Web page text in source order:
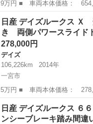
名： デイズ ■ グレード名
期型 ＳＤナビ 全周囲カ
デイズ
日産 デイズルークス
き 両側パワースライ
278,000円
デイズ
106,226km
2014年
一宮市
名： デイズルークス ■
き 両側パワースライドドア
デイズ
日産 デイズルークス
ンシーブレーキ踏み間